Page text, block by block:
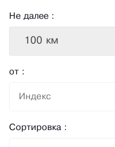
Не далее :
100 км
от :
Сортировка :